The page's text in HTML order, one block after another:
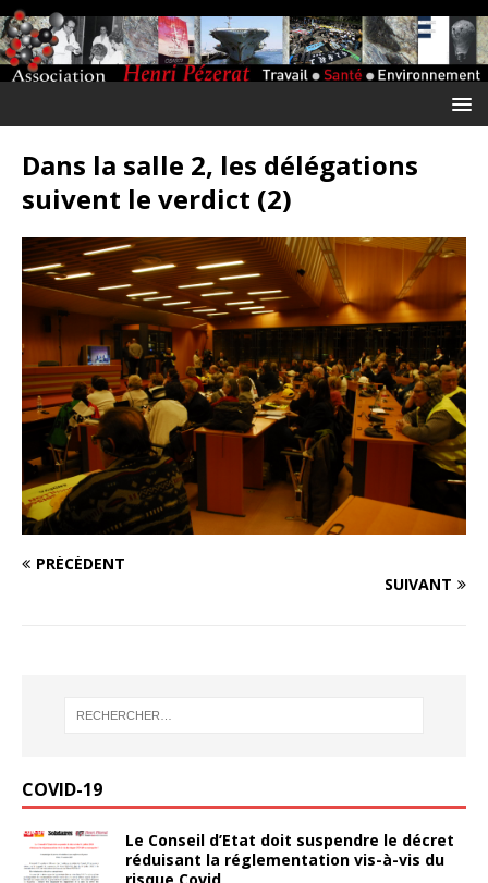
Dans la salle 2, les délégations
suivent le verdict (2)
PRÉCÉDENT
SUIVANT
COVID-19
Le Conseil d’Etat doit suspendre le décret
réduisant la réglementation vis-à-vis du
risque Covid